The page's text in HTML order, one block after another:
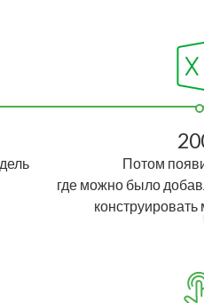
Потом
где можно было